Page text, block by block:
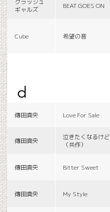
クラッシュ
ギャルズ
BEAT GOES ON
Cube 希望の音
d
傳田真央 Love For Sale
傳田真央
泣きたくなるけど
（共作）
傳田真央 Bitter Sweet
傳田真央 My Style